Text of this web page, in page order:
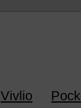
Vivlio